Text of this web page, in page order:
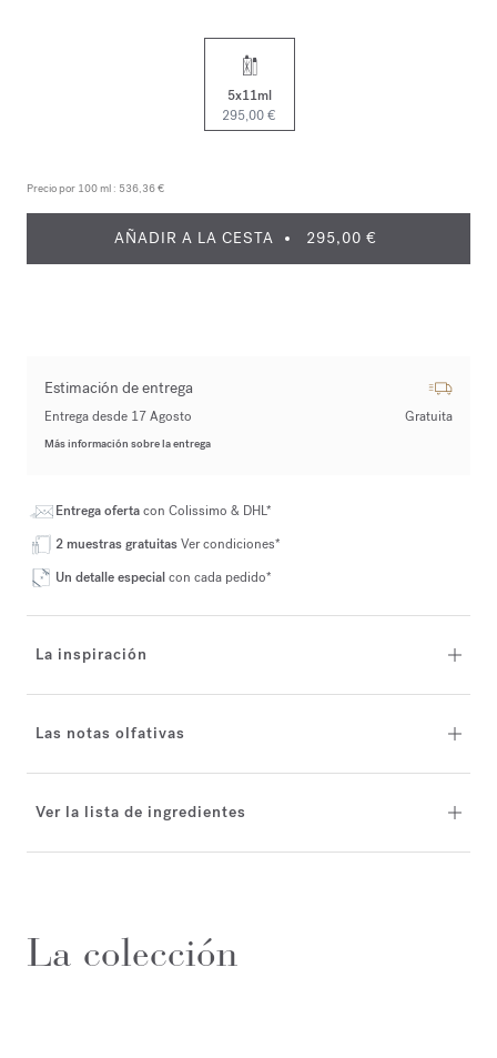
5x11ml
295,00 €
Precio por 100 ml : 536,36 €
AÑADIR A LA CESTA 295,00 €
Estimación de entrega
Entrega desde 17 Agosto Gratuita
Más información sobre la entrega
Entrega ofertacon Colissimo & DHL*
2 muestras gratuitasVer condiciones*
Un detalle especialcon cada pedido*
La inspiración
Las notas olfativas
Ver la lista de ingredientes
La colección